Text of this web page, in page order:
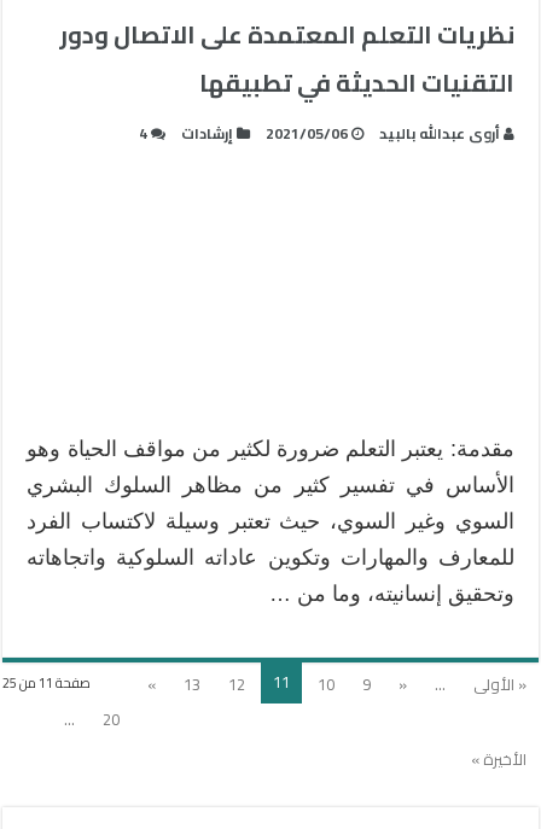
نظريات التعلم المعتمدة على الاتصال ودور
التقنيات الحديثة في تطبيقها
أروى عبدالله بالبيد 2021/05/06 إرشادات 4
مقدمة: يعتبر التعلم ضرورة لكثير من مواقف الحياة وهو
الأساس في تفسير كثير من مظاهر السلوك البشري
السوي وغير السوي، حيث تعتبر وسيلة لاكتساب الفرد
للمعارف والمهارات وتكوين عاداته السلوكية واتجاهاته
وتحقيق إنسانيته، وما من …
صفحة 11 من 25 « الأولى ...
«
9
10
11
12
13
»
20
...
الأخيرة »